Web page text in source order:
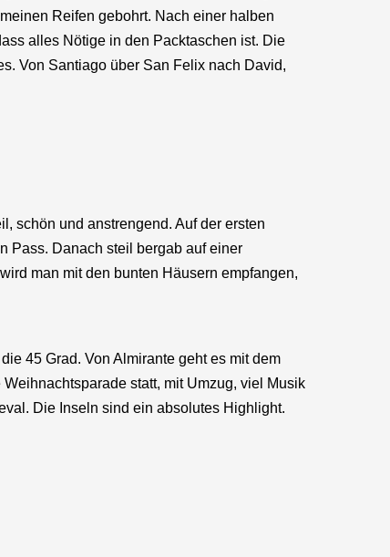
Reifen gebohrt. Nach einer halben
alles Nötige in den Packtaschen ist. Die
Von Santiago über San Felix nach David,
schön und anstrengend. Auf der ersten
Pass. Danach steil bergab auf einer
man mit den bunten Häusern empfangen,
45 Grad. Von Almirante geht es mit dem
statt, mit Umzug, viel Musik
Die Inseln sind ein absolutes Highlight.